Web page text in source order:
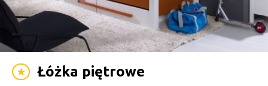
★ Łóżka piętrowe